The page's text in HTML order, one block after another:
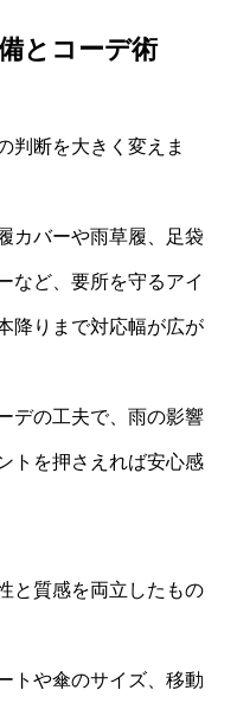
とコーデ術
判断を大きく変えま
カバーや雨草履、足袋
など、要所を守るアイ
降りまで対応幅が広が
デの工夫で、雨の影響
トを押さえれば安心感
と質感を両立したもの
トや傘のサイズ、移動